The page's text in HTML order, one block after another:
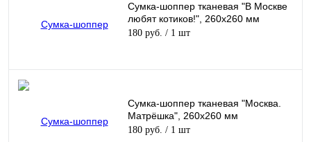
Сумка-шоппер тканевая "В Москве
любят котиков!", 260х260 мм
180 руб. / 1 шт
Сумка-шоппер тканевая "Москва.
Матрёшка", 260х260 мм
180 руб. / 1 шт